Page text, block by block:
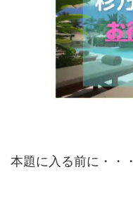
本題に入る前に・・・